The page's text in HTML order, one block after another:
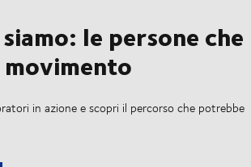
le persone che
in azione e scopri il percorso che potrebbe